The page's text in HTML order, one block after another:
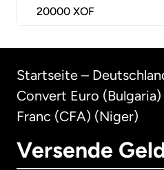
20000 XOF
Startseite –
Convert Euro
Franc (CFA) (Niger)
Versende